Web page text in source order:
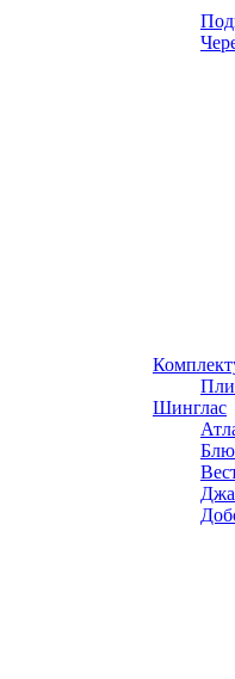
Шинглас